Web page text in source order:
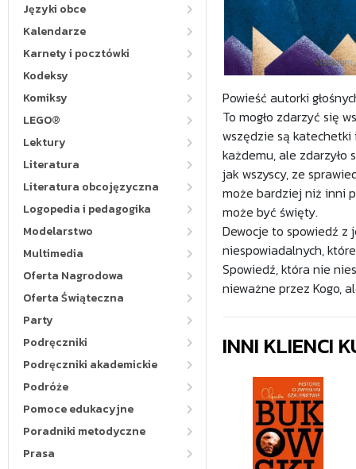
Języki obce
Kalendarze
Karnety i pocztówki
Kodeksy
Komiksy
LEGO®
Lektury
Literatura
Literatura obcojęzyczna
Logopedia i pedagogika
Modelarstwo
Multimedia
Oferta Nagrodowa
Oferta Świąteczna
Party
Podręczniki
Podręczniki akademickie
Podróże
Pomoce edukacyjne
Poradniki metodyczne
Prasa
Powieść autorki
To mogło zdarzyć się
wszędzie są katechetki
każdemu, ale zdarzyło
jak wszyscy, ze
może bardziej niż inni
może być święty.
Dewocje to spowiedź z
niespowiadalnych,
Spowiedź, która nie
nieważne przez Kogo,
INNI KLIENCI